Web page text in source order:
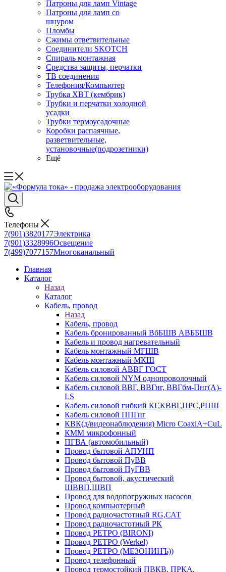
Патроны для ламп Vintage
Патроны для ламп со
шнуром
Пломбы
Сжимы ответвительные
Соединители SKOTCH
Спираль монтажная
Средства защиты, перчатки
ТВ соединения
Телефония/Компьютер
Трубка ХВТ (кембрик)
Трубки и перчатки холодной
усадки
Трубки термоусадочные
Коробки распаячные,
разветвительные,
установочные(подрозетники)
Ещё
Телефоны
7(901)3820177Электрика
7(901)3328996Освещение
7(499)7077157Многоканальный
Главная
Каталог
Назад
Каталог
Кабель, провод
Назад
Кабель, провод
Кабель бронированный ВбБШВ АВББШВ
Кабель и провод нагревательный
Кабель монтажный МГШВ
Кабель монтажный МКШ
Кабель силовой АВВГ ГОСТ
Кабель силовой NYM однопроволочный
Кабель силовой ВВГ, ВВГнг, ВВГбм-Пнг(А)-
LS
Кабель силовой гибкий КГ,КВВГ,ПРС,РПШ
Кабель силовой ППГнг
КВК(д/видеонаблюдения) Micro CoaxiA+CuL
КММ микрофонный
ПГВА (автомобильный)
Провод бытовой АПУНП
Провод бытовой ПуВВ
Провод бытовой ПуГВВ
Провод бытовой, акустический
ШВВП,ШВП
Провод для водопогружных насосов
Провод компьютерный
Провод радиочастотный RG,САТ
Провод радиочастотный РК
Провод РЕТРО (BIRONI)
Провод РЕТРО (Werkel)
Провод РЕТРО (МЕЗОНИНЪ))
Провод телефонный
Провод термостойкий ПВКВ, ПРКА,